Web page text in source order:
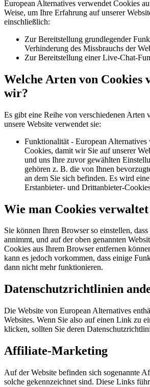
European Alternatives verwendet Cookies
Weise, um Ihre Erfahrung auf unserer
einschließlich:
Zur Bereitstellung grundlegender
Verhinderung des Missbrauchs der
Zur Bereitstellung einer Live-Chat-
Welche Arten von Cookies
wir?
Es gibt eine Reihe von verschiedenen Arten
unsere Website verwendet sie:
Funktionalität - European Alternatives
Cookies, damit wir Sie auf unserer
und uns Ihre zuvor gewählten
gehören z. B. die von Ihnen
an dem Sie sich befinden. Es wird
Erstanbieter- und Drittanbieter-
Wie man Cookies verwaltet
Sie können Ihren Browser so einstellen,
annimmt, und auf der oben genannten
Cookies aus Ihrem Browser entfernen
kann es jedoch vorkommen, dass einige
dann nicht mehr funktionieren.
Datenschutzrichtlinien
Die Website von European Alternatives
Websites. Wenn Sie also auf einen Link zu
klicken, sollten Sie deren
Affiliate-Marketing
Auf der Website befinden sich sogenannte
solche gekennzeichnet sind. Diese Links